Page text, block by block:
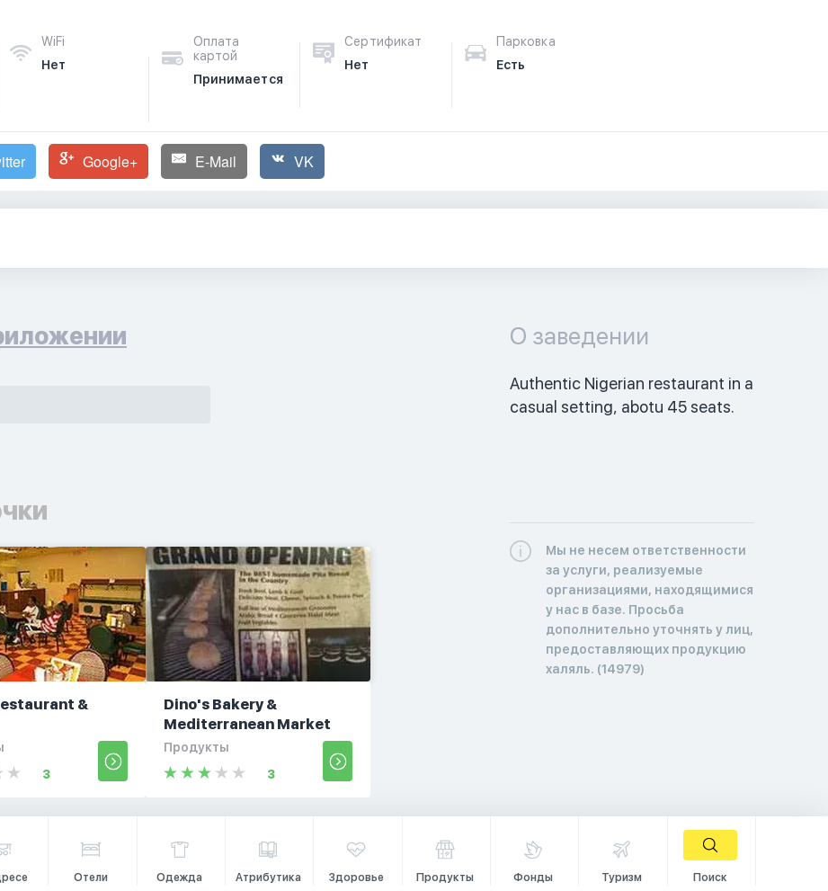
WiFi
Нет
Оплата
картой
Принимается
Сертификат
Нет
Парковка
Есть
Google+ E-Mail VK
&
3
Dino's Bakery &
Mediterranean Market
Продукты
3
О заведении
Authentic Nigerian restaurant in a
casual setting, abotu 45 seats.
Мы не несем ответственности
за услуги, реализуемые
организациями, находящимися
у нас в базе. Просьба
дополнительно уточнять у лиц,
предоставляющих продукцию
халяль. (14979)
Отели Одежда Атрибутика Здоровье Продукты Фонды Туризм Поиск